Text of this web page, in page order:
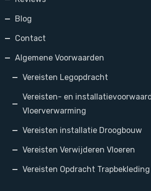
Blog
Contact
Algemene Voorwaarden
Vereisten Legopdracht
Vereisten- en
Vloerverwarming
Vereisten installatie Droogbouw
Vereisten Verwijderen Vloeren
Vereisten Opdracht Trapbekleding